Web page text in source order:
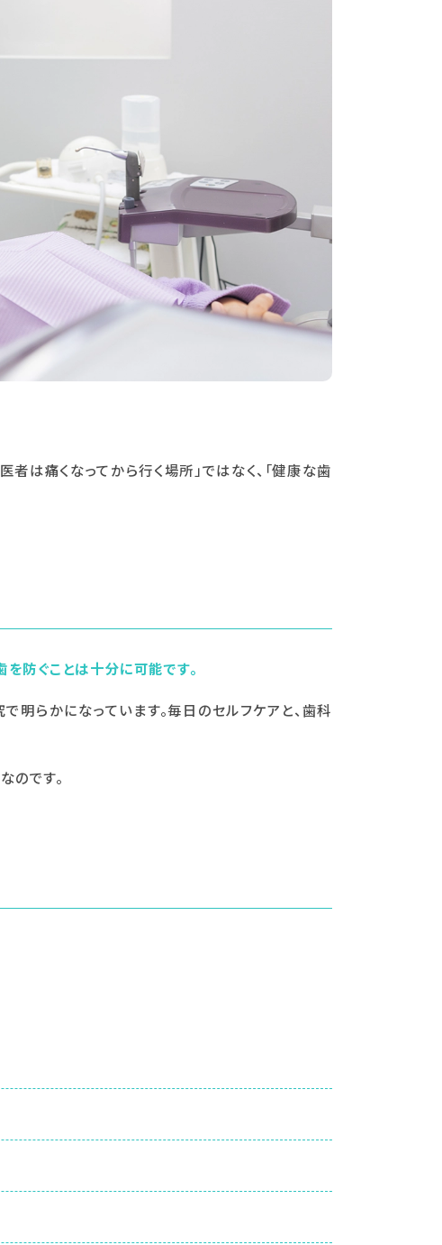
は痛くなってから行く場所」ではなく、「健康な歯
防ぐことは十分に可能です。
明らかになっています。毎日のセルフケアと、歯科
のです。